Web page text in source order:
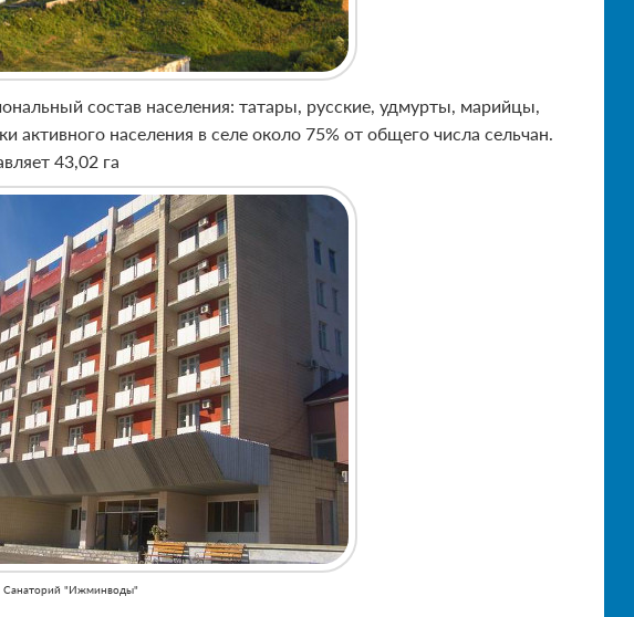
состав населения: татары, русские, удмурты, марийцы,
населения в селе около 75% от общего числа сельчан.
43,02 га
Санаторий "Ижминводы"